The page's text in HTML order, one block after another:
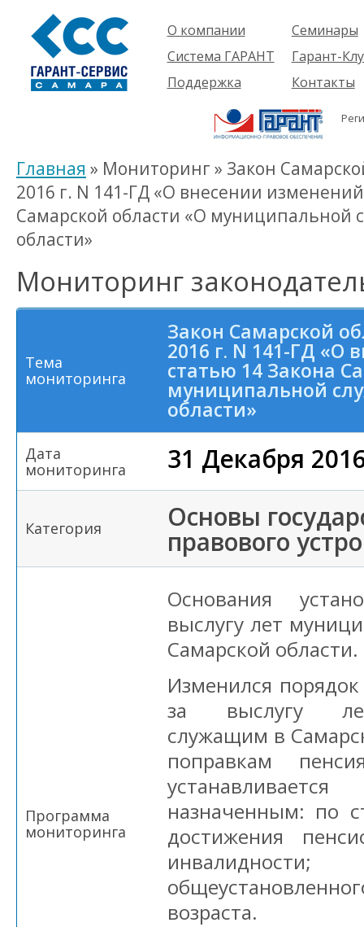
О компании
Компания
Проекты
Партнеры
Вакансии
Реквизиты
Информация
Система ГАРАНТ
О системе
решения
Комплекты
История
Поддержка
Пользователям
Будущим
пользователям
Семинары
Об услуге
семинары
Гарант-
Контакты
Главная » Мониторинг » Закон
2016 г. N 141-ГД «О внесении
Самарской области «О муниципальной
области»
Мониторинг
Тема
мониторинга
Закон Самарской
2016 г. N 141-ГД «О
статью 14 Закона
муниципальной
области»
Дата
мониторинга
31 Декабря
Категория Основы
правового
Программа
мониторинга
Основания
выслугу лет
Самарской области.
Изменился
за выслугу
служащим в
поправкам
назначенным: по
достижения
возраста.